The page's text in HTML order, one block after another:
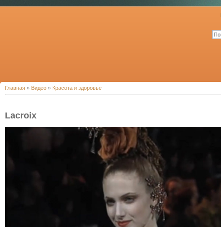
Главная » Видео » Красота и здоровье
Lacroix